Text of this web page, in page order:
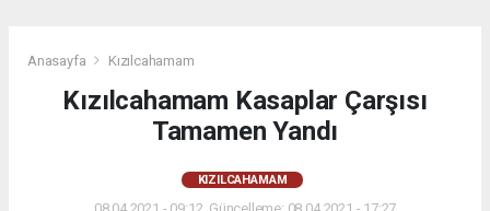
Anasayfa Kızılcahamam
Kızılcahamam Kasaplar Çarşısı
Tamamen Yandı
KIZILCAHAMAM